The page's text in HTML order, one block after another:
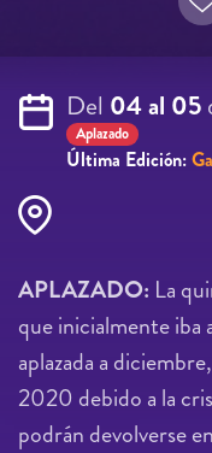
Del 04 al 05
Aplazado
Última Edición:
APLAZADO: La
que inicialmente iba
aplazada a
2020 debido a la
podrán devolverse